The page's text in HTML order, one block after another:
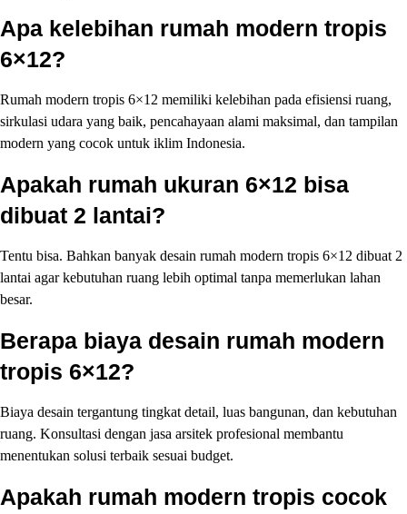
Apa kelebihan rumah modern tropis
6×12?
Rumah modern tropis 6×12 memiliki kelebihan pada efisiensi ruang,
sirkulasi udara yang baik, pencahayaan alami maksimal, dan tampilan
modern yang cocok untuk iklim Indonesia.
Apakah rumah ukuran 6×12 bisa
dibuat 2 lantai?
Tentu bisa. Bahkan banyak desain rumah modern tropis 6×12 dibuat 2
lantai agar kebutuhan ruang lebih optimal tanpa memerlukan lahan
besar.
Berapa biaya desain rumah modern
tropis 6×12?
Biaya desain tergantung tingkat detail, luas bangunan, dan kebutuhan
ruang. Konsultasi dengan jasa arsitek profesional membantu
menentukan solusi terbaik sesuai budget.
Apakah rumah modern tropis cocok